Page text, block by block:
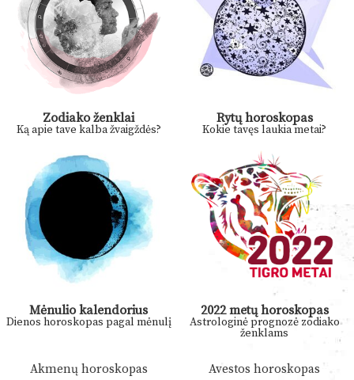
Zodiako ženklai
Ką apie tave kalba žvaigždės?
Rytų horoskopas
Kokie tavęs laukia metai?
Mėnulio kalendorius
Dienos horoskopas pagal mėnulį
2022 metų horoskopas
Astrologinė prognozė zodiako
ženklams
Akmenų horoskopas
Avestos horoskopas